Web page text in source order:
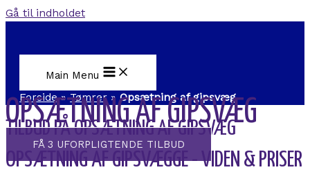
Gå til indholdet
Main Menu
Forside»Tømrer »Opsætning af gipsvæg
OPSÆTNING AF GIPSVÆG
TILBUD PÅ OPSÆTNING AF GIPSVÆG
FÅ 3 UFORPLIGTENDE TILBUD
OPSÆTNING AF GIPSVÆGGE - VIDEN & PRISER